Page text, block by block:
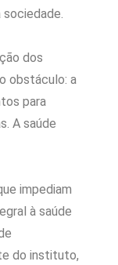
dos
obstáculo: a
para
A saúde
impediam
à saúde
do instituto,